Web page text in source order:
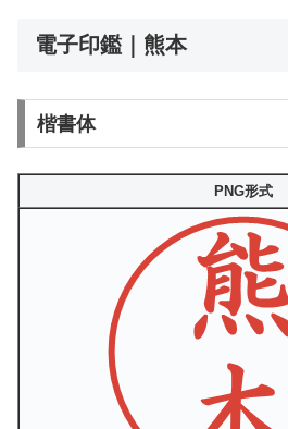
電子印鑑｜熊本
楷書体
PNG形式